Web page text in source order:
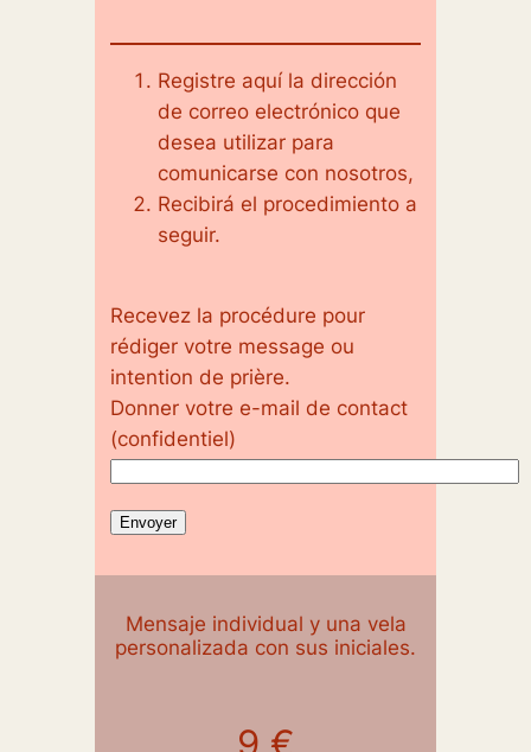
Registre aquí la dirección
de correo electrónico que
desea utilizar para
comunicarse con nosotros,
Recibirá el procedimiento a
seguir.
Recevez la procédure pour
rédiger votre message ou
intention de prière.
Donner votre e-mail de contact
(confidentiel)
Mensaje individual y una vela
personalizada con sus iniciales.
9 €